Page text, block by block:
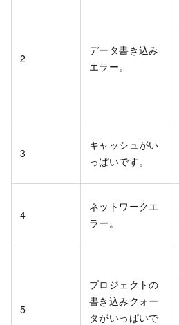
2
データ書き込み
エラー。
3
キャッシュがい
っぱいです。
4
ネットワークエ
ラー。
5
プロジェクトの
書き込みクォー
タがいっぱいで